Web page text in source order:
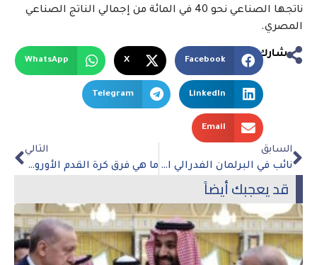
ناتجها الصناعي نحو 40 في المائة من إجمالي الناتج الصناعي
المصري.
شارك
Facebook
X
WhatsApp
LinkedIn
Telegram
Email
السابق
نائب في البرلمان الفدرالي البلجيكي يؤكد إيمانه المطلق بحقوق الشعب الفلسطيني
التالي
ما هي فرق كرة القدم الأوروبية التي يملكها العرب؟
قد يعجبك أيضاً